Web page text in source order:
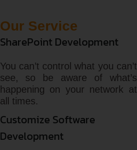
Our Service
SharePoint Development
You can’t control what you can’t
see, so be aware of what’s
happening on your network at
all times.
Customize Software
Development